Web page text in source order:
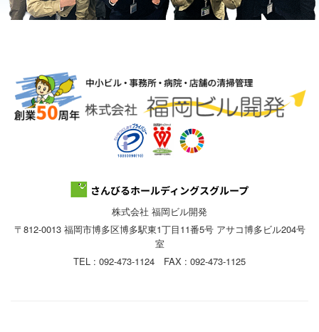
株式会社 福岡ビル開発
〒812-0013 福岡市博多区博多駅東1丁目11番5号 アサコ博多ビル204号
室
TEL : 092-473-1124 FAX : 092-473-1125